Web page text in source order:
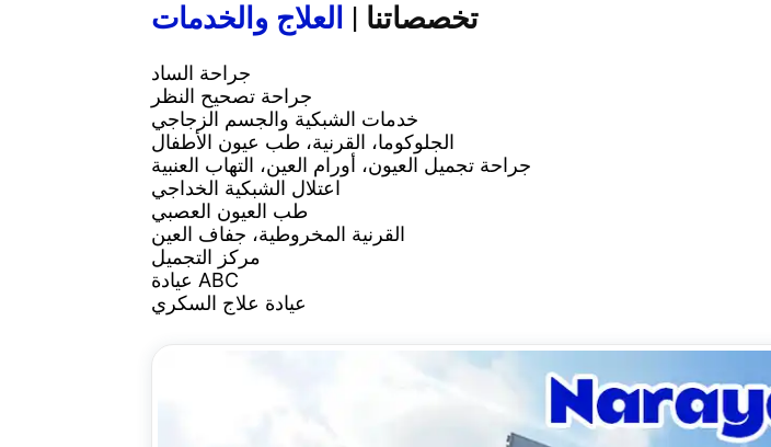
تخصصاتنا | العلاج والخدمات
جراحة الساد
جراحة تصحيح النظر
خدمات الشبكية والجسم الزجاجي
الجلوكوما، القرنية، طب عيون الأطفال
جراحة تجميل العيون، أورام العين، التهاب العنبية
اعتلال الشبكية الخداجي
طب العيون العصبي
القرنية المخروطية، جفاف العين
مركز التجميل
عيادة ABC
عيادة علاج السكري